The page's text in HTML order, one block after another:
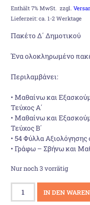
Preis
war:
Enthält 7% MwSt. zzgl.
Lieferzeit: ca. 1-2 Werktage
Πακέτο Δ΄ Δημοτικού
Ένα ολοκληρωμένο
Περιλαμβάνει:
• Μαθαίνω και
Τεύχος Α΄
• Μαθαίνω και
Τεύχος Β΄
• 54 Φύλλα
• Γράφω – Σβήνω και
Nur noch 3 vorrätig
IN DEN